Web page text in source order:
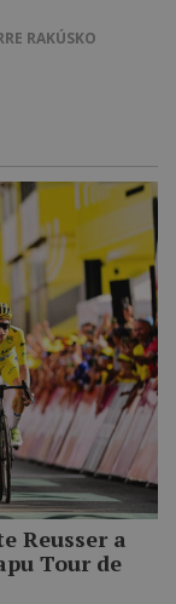
RAKÚSKO
Reusser a
Tour de